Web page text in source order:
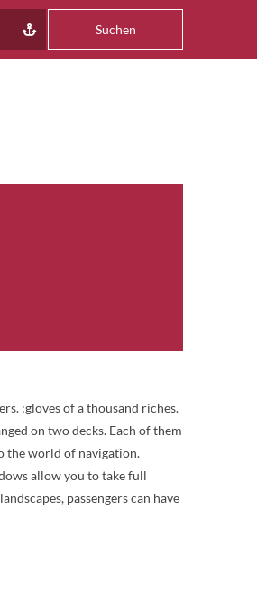
Suchen
;gloves of a thousand riches.
on two decks. Each of them
the world of navigation.
allow you to take full
passengers can have